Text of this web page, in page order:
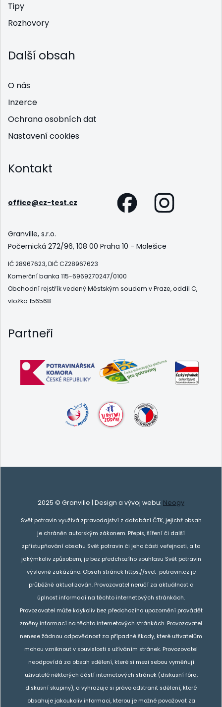
Tipy
Rozhovory
Další obsah
O nás
Inzerce
Ochrana osobních dat
Nastavení cookies
Kontakt
office@cz-test.cz
Granville, s.r.o.
Počernická 272/96, 108 00 Praha 10 - Malešice
IČ 28967623, DIČ CZ28967623
Komerční banka 115-6969270247/0100
Obchodní rejstřík vedený Městským soudem v Praze, oddíl C,
vložka 156568
Partneři
2025 © Granville | Design a vývoj webu: Neogy
Svět potravin využívá zpravodajství z databází ČTK, jejichž obsah
je chráněn autorským zákonem. Přepis, šíření či další
zpřístupňování obsahu Svět potravin či jeho části veřejnosti, a to
jakýmkoliv způsobem, je bez předchozího souhlasu Svět potravin
výslovně zakázáno. Obsah stránek https://svet-potravin.cz je
průběžně aktualizován. Provozovatel neručí za aktuálnost a
úplnost informací na těchto internetových stránkách.
Provozovatel může kdykoliv bez předchozího upozornění provádět
změny informací na těchto internetových stránkách. Provozovatel
nenese žádnou odpovědnost za případné škody, které uživatelům
mohou vzniknout v souvislosti s užíváním stránek. Provozovatel
neodpovídá za obsah sdělení, které si mezi sebou vyměňují
uživatelé některých částí internetových stránek (diskusní fóra,
diskusní skupiny), a vyhrazuje si právo odstranit sdělení, které
obsahuje jakoukoliv informaci, kterou je možné považovat za